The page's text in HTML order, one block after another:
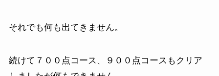
それでも何も出てきません。
続けて７００点コース、９００点コースもクリア